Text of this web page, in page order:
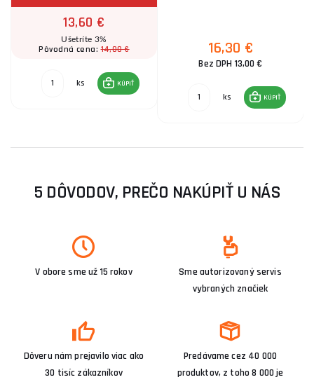
13,60 €
Ušetríte 3%
Pôvodná cena:14,00 €
ks KÚPIŤ
16,30 €
Bez DPH 13,00 €
ks KÚPIŤ
5 DÔVODOV, PREČO NAKÚPIŤ U NÁS
V obore sme už 15 rokov
Sme autorizovaný servis
vybraných značiek
Dôveru nám prejavilo viac ako
30 tisíc zákazníkov
Predávame cez 40 000
produktov, z toho 8 000 je